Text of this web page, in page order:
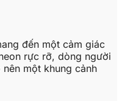
đến một cảm giác
rực rỡ, dòng người
một khung cảnh